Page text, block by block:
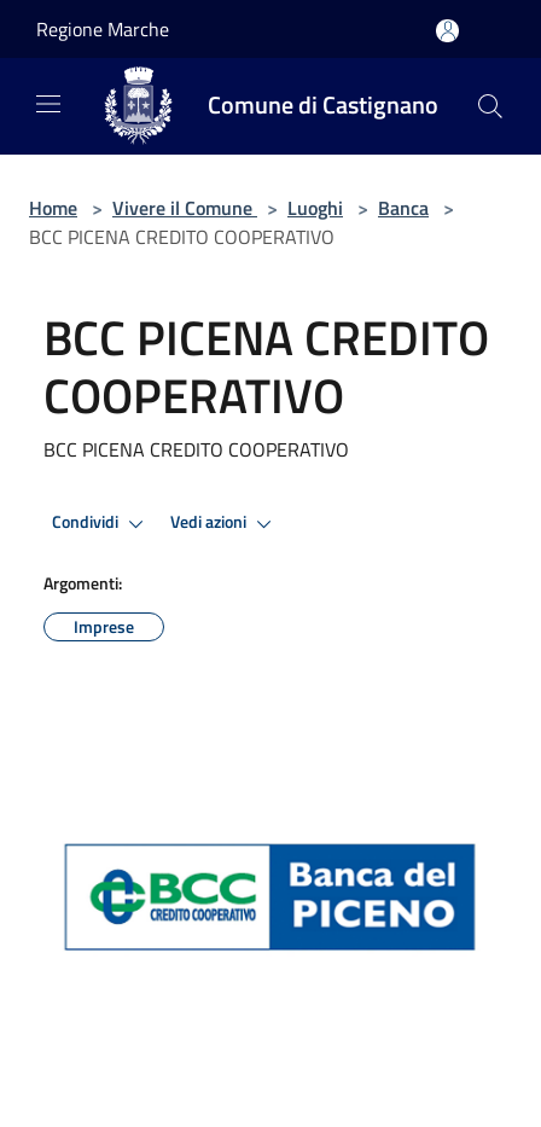
Regione Marche
Comune di Castignano
Home > Vivere il Comune > Luoghi > Banca >
BCC PICENA CREDITO COOPERATIVO
BCC PICENA CREDITO
COOPERATIVO
BCC PICENA CREDITO COOPERATIVO
Condividi Vedi azioni
Argomenti:
Imprese